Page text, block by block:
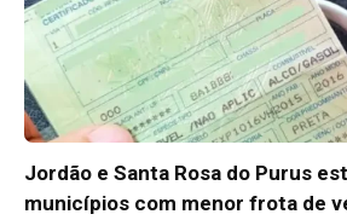
Jordão e Santa Rosa do Purus
municípios com menor frota de